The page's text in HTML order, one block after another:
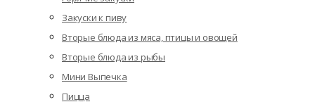
Закуски к пиву
Вторые блюда из мяса, птицы и овощей
Вторые блюда из рыбы
Мини Выпечка
Пицца